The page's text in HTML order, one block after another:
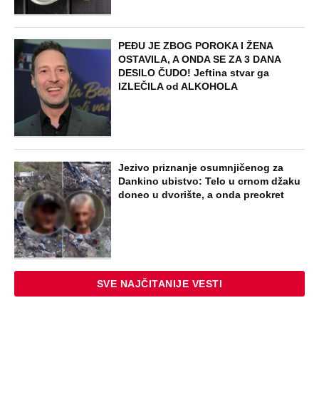
PEĐU JE ZBOG POROKA I ŽENA
OSTAVILA, A ONDA SE ZA 3 DANA
DESILO ČUDO! Jeftina stvar ga
IZLEČILA od ALKOHOLA
Jezivo priznanje osumnjičenog za
Dankino ubistvo: Telo u crnom džaku
doneo u dvorište, a onda preokret
SVE NAJČITANIJE VESTI